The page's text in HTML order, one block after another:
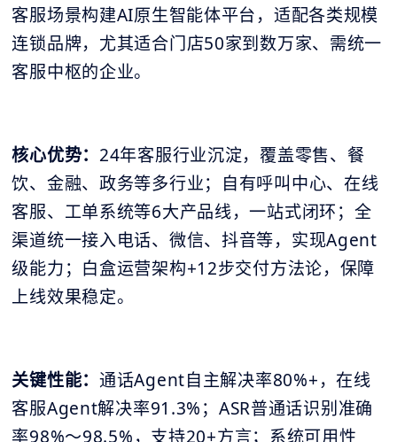
客服场景构建AI原生智能体平台，适配各类规模
连锁品牌，尤其适合门店50家到数万家、需统一
客服中枢的企业。
核心优势： 24年客服行业沉淀，覆盖零售、餐
饮、金融、政务等多行业；自有呼叫中心、在线
客服、工单系统等6大产品线，一站式闭环；全
渠道统一接入电话、微信、抖音等，实现Agent
级能力；白盒运营架构+12步交付方法论，保障
上线效果稳定。
关键性能：通话Agent自主解决率80%+，在线
客服Agent解决率91.3%；ASR普通话识别准确
率98%～98.5%，支持20+方言；系统可用性